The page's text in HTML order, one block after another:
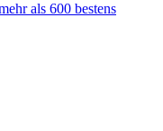
als 600 bestens